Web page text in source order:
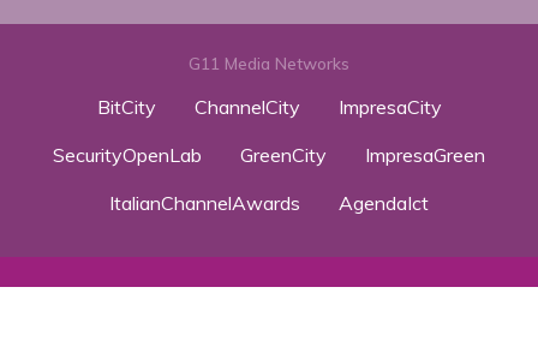
G11 Media Networks
BitCity ChannelCity
ImpresaCity
SecurityOpenLab
GreenCity
ImpresaGreen
ItalianChannelAwards
AgendaIct